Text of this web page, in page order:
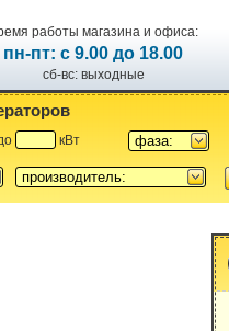
работы магазина и офиса:
пн-пт: с 9.00 до 18.00
сб-вс: выходные
кВт фаза:
производитель: